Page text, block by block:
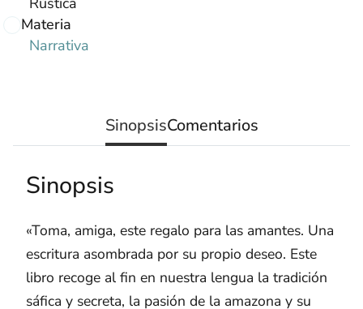
Materia
Narrativa
SinopsisComentarios
Sinopsis
«Toma, amiga, este regalo para las amantes. Una
escritura asombrada por su propio deseo. Este
libro recoge al fin en nuestra lengua la tradición
sáfica y secreta, la pasión de la amazona y su